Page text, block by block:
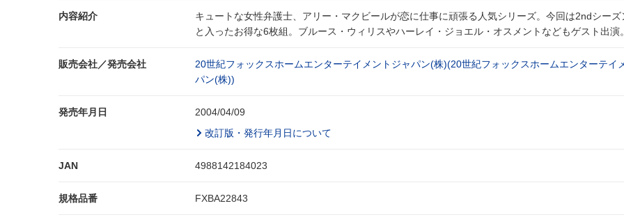
内容紹介
キュートな女性弁護士、アリー・マクビールが恋に仕事に頑張る人気シリーズ。今回は2ndシーズ
と入ったお得な6枚組。ブルース・ウィリスやハーレイ・ジョエル・オスメントなどもゲスト出演。
販売会社／発売会社
20世紀フォックスホームエンターテイメントジャパン(株)(20世紀フォックスホームエンターテイ
パン(株))
発売年月日
2004/04/09
改訂版・発行年月日について
JAN 4988142184023
規格品番 FXBA22843